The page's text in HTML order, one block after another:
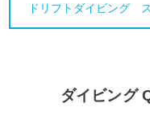
ドリフトダイビング
ダイビング